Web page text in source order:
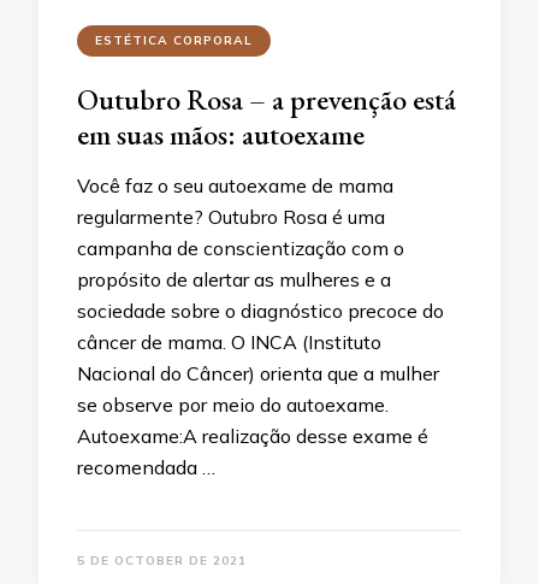
ESTÉTICA CORPORAL
Outubro Rosa – a prevenção está
em suas mãos: autoexame
Você faz o seu autoexame de mama
regularmente? Outubro Rosa é uma
campanha de conscientização com o
propósito de alertar as mulheres e a
sociedade sobre o diagnóstico precoce do
câncer de mama. O INCA (Instituto
Nacional do Câncer) orienta que a mulher
se observe por meio do autoexame.
Autoexame:A realização desse exame é
recomendada …
5 DE OCTOBER DE 2021